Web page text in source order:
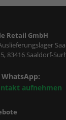
Retail GmbH
83416 Saaldorf-
aufnehmen